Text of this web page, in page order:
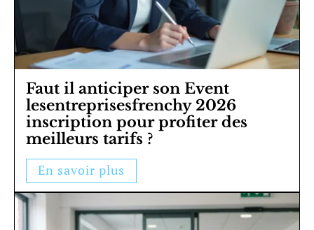
Faut il anticiper son Event
lesentreprisesfrenchy 2026
inscription pour profiter des
meilleurs tarifs ?
En savoir plus